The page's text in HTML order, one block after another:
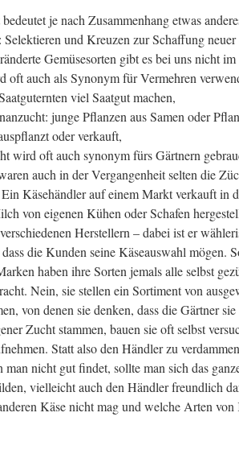
je nach Zusammenhang etwas
Selektieren und Kreuzen zur Schaffung
Gemüsesorten gibt es bei uns nicht
oft auch als Synonym für Vermehren
viel Saatgut machen,
junge Pflanzen aus Samen oder
oder verkauft,
wird oft auch synonym fürs Gärtnern
auch in der Vergangenheit selten die
Käsehändler auf einem Markt verkauft in
von eigenen Kühen oder Schafen
Herstellern – dabei ist er
die Kunden seine Käseauswahl mögen.
haben ihre Sorten jemals alle selbst
Nein, sie stellen ein Sortiment von
von denen sie denken, dass die Gärtner
Zucht stammen, bauen sie oft selbst
Statt also den Händler zu
man nicht gut findet, sollte man sich das
vielleicht auch den Händler freundlich
Käse nicht mag und welche Arten